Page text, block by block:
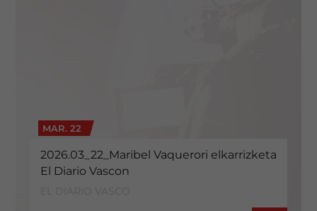
MAR. 22
2026.03_22_Maribel Vaquerori elkarrizketa
El Diario Vascon